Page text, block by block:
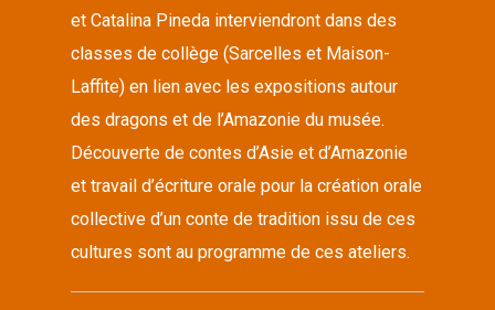
et Catalina Pineda interviendront dans des
classes de collège (Sarcelles et Maison-
Laffite) en lien avec les expositions autour
des dragons et de l’Amazonie du musée.
Découverte de contes d’Asie et d’Amazonie
et travail d’écriture orale pour la création orale
collective d’un conte de tradition issu de ces
cultures sont au programme de ces ateliers.